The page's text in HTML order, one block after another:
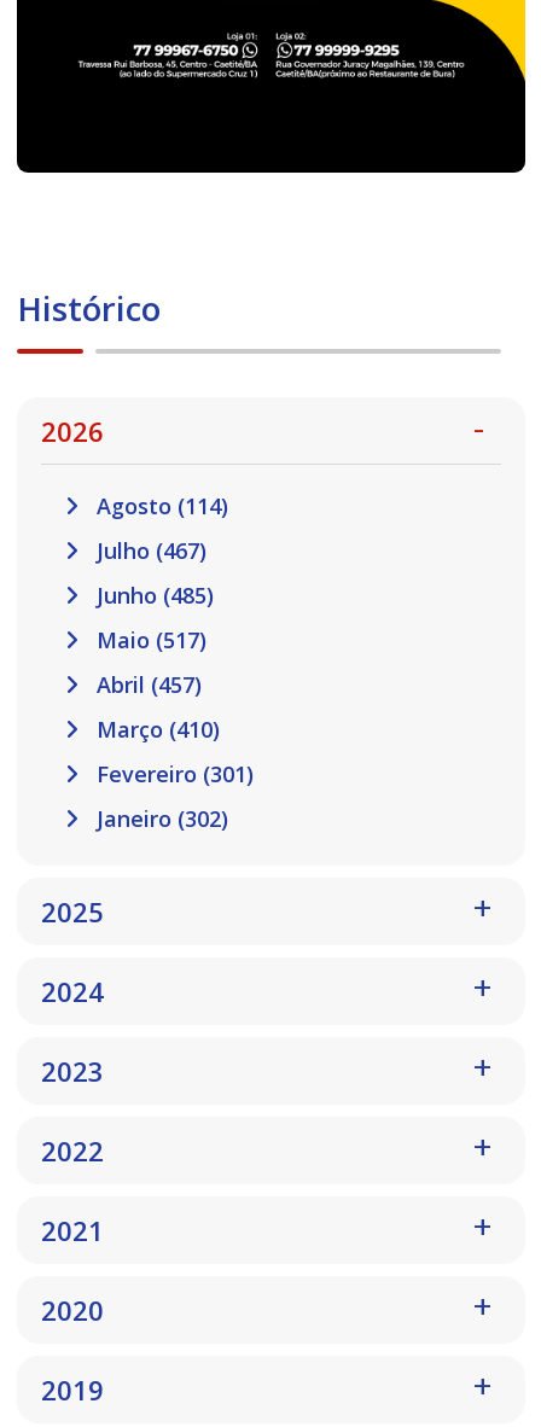
Histórico
2026
Agosto (114)
Julho (467)
Junho (485)
Maio (517)
Abril (457)
Março (410)
Fevereiro (301)
Janeiro (302)
2025
2024
2023
2022
2021
2020
2019